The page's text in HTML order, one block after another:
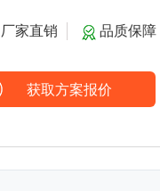
厂家直销 品质保障
获取方案报价